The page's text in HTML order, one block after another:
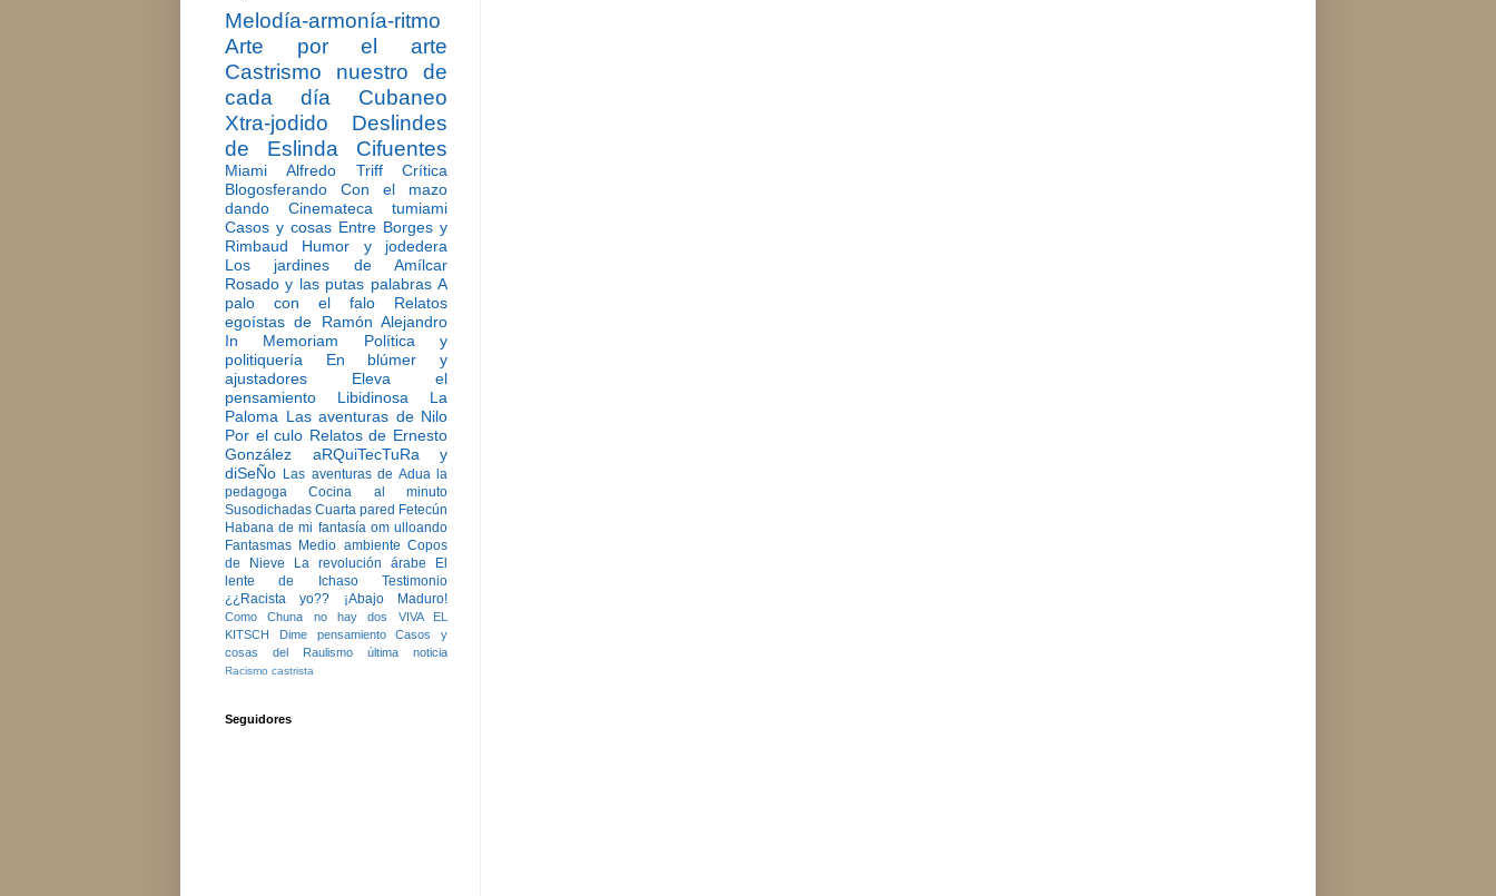
Melodía-armonía-ritmo
Arte por el arte
Castrismo nuestro de
cada día
Cubaneo
Xtra-jodido
Deslindes
de Eslinda Cifuentes
Miami Alfredo Triff
Crítica
Blogosferando
Con el mazo
dando
Cinemateca tumiami
Casos y cosas Entre Borges y
Rimbaud
Humor y jodedera
Los jardines de Amílcar
Rosado y las putas palabras A
palo con el falo
Relatos
egoístas de Ramón Alejandro
In Memoriam
Política y
politiquería
En blúmer y
ajustadores
Eleva el
pensamiento
Libidinosa
La
Paloma Las aventuras de Nilo
Por el culo Relatos de Ernesto
González
aRQuiTecTuRa y
diSeÑo Las aventuras de Adua la
pedagoga
Cocina al minuto
Susodichadas Cuarta pared Fetecún
Habana de mi fantasía om ulloando
Fantasmas Medio ambiente Copos
de Nieve
La revolución árabe
El
lente de Ichaso
Testimonio
¿¿Racista yo??
¡Abajo Maduro!
Como Chuna no hay dos
VIVA EL
KITSCH
Dime pensamiento
Casos y
cosas del Raulismo
última noticia
Racismo castrista
Seguidores